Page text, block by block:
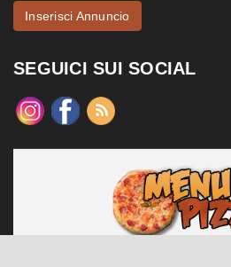
Inserisci Annuncio
SEGUICI SUI SOCIAL